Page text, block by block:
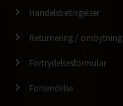
Handelsbetingelser
Returnering / ombytning
Fortrydelsesformular
Forsendelse